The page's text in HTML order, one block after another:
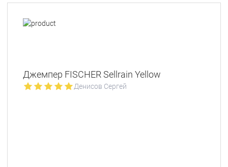
Джемпер FISCHER Sellrain Yellow
Денисов Сергей